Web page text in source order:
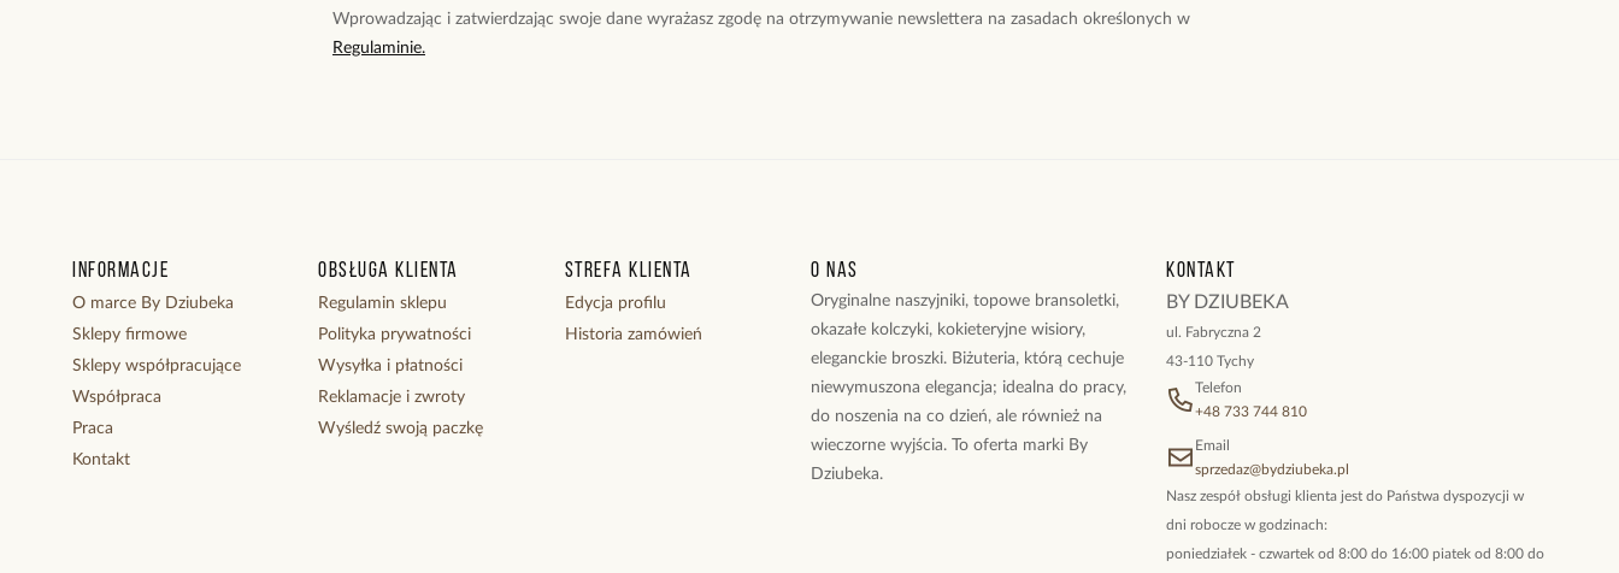
Wprowadzając i zatwierdzając swoje dane wyrażasz zgodę na otrzymywanie newslettera na zasadach określonych w
Regulaminie.
Informacje
O marce By Dziubeka
Sklepy firmowe
Sklepy współpracujące
Współpraca
Praca
Kontakt
Obsługa klienta
Regulamin sklepu
Polityka prywatności
Wysyłka i płatności
Reklamacje i zwroty
Wyśledź swoją paczkę
Strefa klienta
Edycja profilu
Historia zamówień
O nas
Oryginalne naszyjniki, topowe bransoletki,
okazałe kolczyki, kokieteryjne wisiory,
eleganckie broszki. Biżuteria, którą cechuje
niewymuszona elegancja; idealna do pracy,
do noszenia na co dzień, ale również na
wieczorne wyjścia. To oferta marki By
Dziubeka.
Kontakt
BY DZIUBEKA
ul. Fabryczna 2
43-110 Tychy
Telefon
+48 733 744 810
Email
sprzedaz@bydziubeka.pl
Nasz zespół obsługi klienta jest do Państwa dyspozycji w
dni robocze w godzinach:
poniedziałek - czwartek od 8:00 do 16:00 piatek od 8:00 do